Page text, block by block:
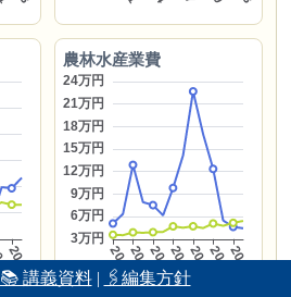
📚 講義資料| 🖇編集方針
農林水産業費